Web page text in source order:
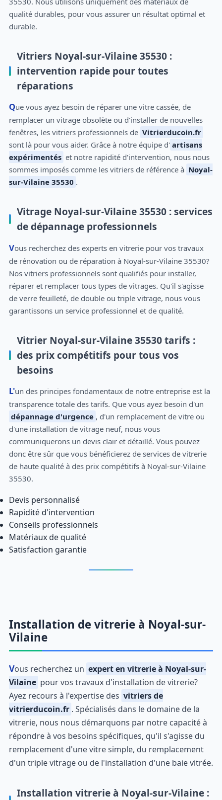
qualité durables, pour vous assurer un résultat optimal et
durable.
Vitriers Noyal-sur-Vilaine 35530 :
intervention rapide pour toutes
réparations
Que vous ayez besoin de réparer une vitre cassée, de
remplacer un vitrage obsolète ou d'installer de nouvelles
fenêtres, les vitriers professionnels de Vitrierducoin.fr
sont là pour vous aider. Grâce à notre équipe d' artisans
expérimentés et notre rapidité d'intervention, nous nous
sommes imposés comme les vitriers de référence à Noyal-
sur-Vilaine 35530 .
Vitrage Noyal-sur-Vilaine 35530 : services
de dépannage professionnels
Vous recherchez des experts en vitrerie pour vos travaux
de rénovation ou de réparation à Noyal-sur-Vilaine 35530?
Nos vitriers professionnels sont qualifiés pour installer,
réparer et remplacer tous types de vitrages. Qu'il s'agisse
de verre feuilleté, de double ou triple vitrage, nous vous
garantissons un service professionnel et de qualité.
Vitrier Noyal-sur-Vilaine 35530 tarifs :
des prix compétitifs pour tous vos
besoins
L'un des principes fondamentaux de notre entreprise est la
transparence totale des tarifs. Que vous ayez besoin d'un
dépannage d'urgence , d'un remplacement de vitre ou
d'une installation de vitrage neuf, nous vous
communiquerons un devis clair et détaillé. Vous pouvez
donc être sûr que vous bénéficierez de services de vitrerie
de haute qualité à des prix compétitifs à Noyal-sur-Vilaine
35530.
Devis personnalisé
Rapidité d'intervention
Conseils professionnels
Matériaux de qualité
Satisfaction garantie
Installation de vitrerie à Noyal-sur-
Vilaine
Vous recherchez un expert en vitrerie à Noyal-sur-
Vilaine pour vos travaux d'installation de vitrerie?
Ayez recours à l'expertise des vitriers de
vitrierducoin.fr . Spécialisés dans le domaine de la
vitrerie, nous nous démarquons par notre capacité à
répondre à vos besoins spécifiques, qu'il s'agisse du
remplacement d'une vitre simple, du remplacement
d'un triple vitrage ou de l'installation d'une baie vitrée.
Installation vitrerie à Noyal-sur-Vilaine :